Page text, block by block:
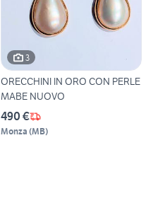
3
ORECCHINI IN ORO CON PERLE
MABE NUOVO
490 €
Monza (MB)